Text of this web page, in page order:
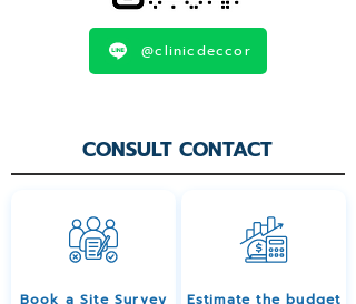
@clinicdeccor
CONSULT CONTACT
Book a Site Survey Estimate the budget